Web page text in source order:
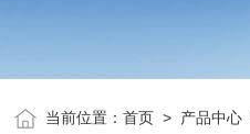
当前位置：首页 > 产品中心